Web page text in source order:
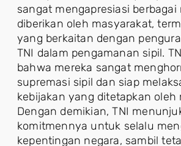
sangat mengapresiasi
diberikan oleh masyarakat,
yang berkaitan dengan
TNI dalam pengamanan sipil.
bahwa mereka sangat
supremasi sipil dan siap
kebijakan yang ditetapkan oleh
Dengan demikian, TNI
komitmennya untuk selalu
kepentingan negara, sambil